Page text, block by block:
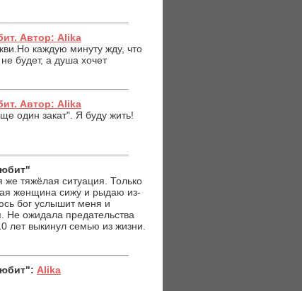
Автор: Alika
каждую минуту жду, что
будет, а душа хочет
Автор: Alika
один закат". Я буду жить!
тяжёлая ситуация. Только
женщина сижу и рыдаю из-
бог услышит меня и
Не ожидала предательства
лет выкинул семью из жизни.
Alika